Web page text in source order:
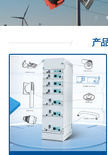
产